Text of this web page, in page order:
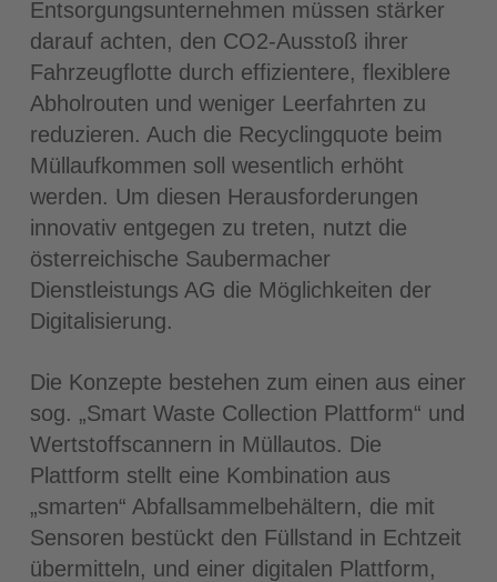
Entsorgungsunternehmen müssen stärker
darauf achten, den CO2-Ausstoß ihrer
Fahrzeugflotte durch effizientere, flexiblere
Abholrouten und weniger Leerfahrten zu
reduzieren. Auch die Recyclingquote beim
Müllaufkommen soll wesentlich erhöht
werden. Um diesen Herausforderungen
innovativ entgegen zu treten, nutzt die
österreichische Saubermacher
Dienstleistungs AG die Möglichkeiten der
Digitalisierung.
Die Konzepte bestehen zum einen aus einer
sog. „Smart Waste Collection Plattform“ und
Wertstoffscannern in Müllautos. Die
Plattform stellt eine Kombination aus
„smarten“ Abfallsammelbehältern, die mit
Sensoren bestückt den Füllstand in Echtzeit
übermitteln, und einer digitalen Plattform,